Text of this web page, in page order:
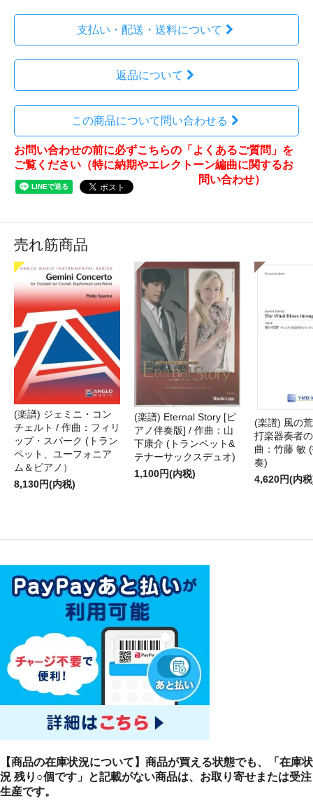
支払い・配送・送料について
返品について
この商品について問い合わせる
お問い合わせの前に必ずこちらの「よくあるご質問」を
ご覧ください（特に納期やエレクトーン編曲に関するお
問い合わせ）
売れ筋商品
(楽譜) ジェミニ・コン
チェルト / 作曲：フィリ
ップ・スパーク (トラン
ペット、ユーフォニア
ム＆ピアノ）
8,130円(内税)
(楽譜) Eternal Story [ピ
アノ伴奏版] / 作曲：山
下康介 (トランペット&
テナーサックスデュオ)
1,100円(内税)
(楽譜) 風の
打楽器奏者
曲：竹藤 敏
奏)
4,620円(内
【商品の在庫状況について】商品が買える状態でも、「在庫状
況 残り○個です」と記載がない商品は、お取り寄せまたは受注
生産です。